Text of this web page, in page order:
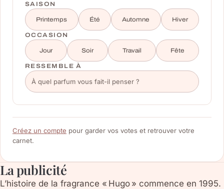
SAISON
Printemps Été Automne Hiver
OCCASION
Jour Soir Travail Fête
RESSEMBLE À
Créez un compte pour garder vos votes et retrouver votre
carnet.
La publicité
L’histoire de la fragrance « Hugo » commence en 1995.